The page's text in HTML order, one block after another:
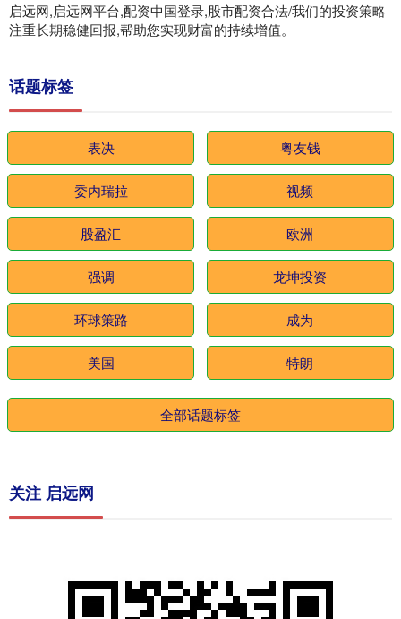
启远网,启远网平台,配资中国登录,股市配资合法/我们的投资策略
注重长期稳健回报,帮助您实现财富的持续增值。
话题标签
表决 粤友钱
委内瑞拉 视频
股盈汇 欧洲
强调 龙坤投资
环球策路 成为
美国 特朗
全部话题标签
关注 启远网